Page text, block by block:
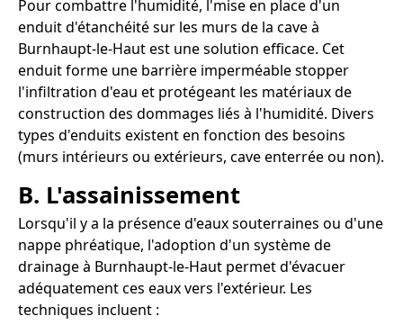
Pour combattre l'humidité, l'mise en place d'un
enduit d'étanchéité sur les murs de la cave à
Burnhaupt-le-Haut est une solution efficace. Cet
enduit forme une barrière imperméable stopper
l'infiltration d'eau et protégeant les matériaux de
construction des dommages liés à l'humidité. Divers
types d'enduits existent en fonction des besoins
(murs intérieurs ou extérieurs, cave enterrée ou non).
B. L'assainissement
Lorsqu'il y a la présence d'eaux souterraines ou d'une
nappe phréatique, l'adoption d'un système de
drainage à Burnhaupt-le-Haut permet d'évacuer
adéquatement ces eaux vers l'extérieur. Les
techniques incluent :